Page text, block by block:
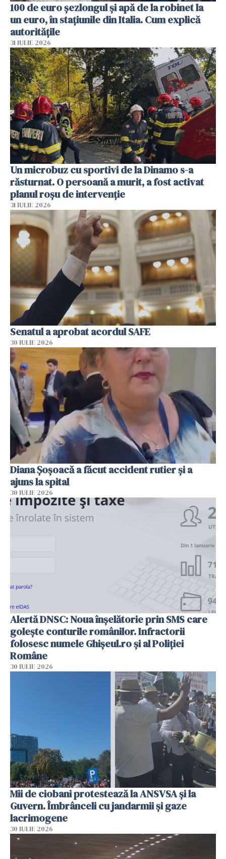
100 de euro șezlongul și apă de la robinet la
un euro, în stațiunile din Italia. Cum explică
autoritățile
31 IULIE 2026
Un microbuz cu sportivi de la Dinamo s-a
răsturnat. O persoană a murit, a fost activat
planul roșu de intervenție
31 IULIE 2026
Senatul a aprobat acordul SAFE
30 IULIE 2026
Diana Șoșoacă a făcut accident rutier și a
ajuns la spital
30 IULIE 2026
Alertă DNSC: Noua înșelătorie prin SMS care
golește conturile românilor. Infractorii
folosesc numele Ghișeul.ro și al Poliției
Române
30 IULIE 2026
Mii de ciobani protestează la ANSVSA și la
Guvern. Îmbrânceli cu jandarmii și gaze
lacrimogene
30 IULIE 2026